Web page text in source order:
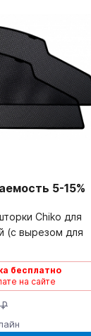
5-15%
Chiko для
(с вырезом для
бесплатно
на сайте